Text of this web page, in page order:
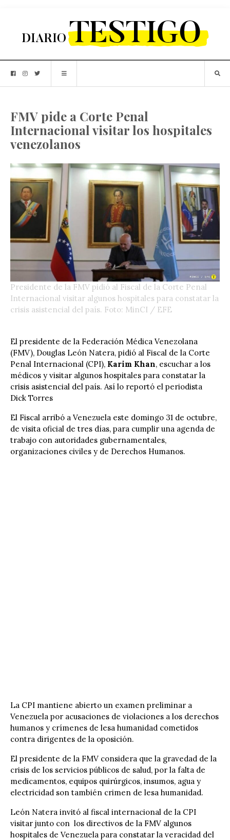
FMV pide a Corte Penal
Internacional visitar los hospitales
venezolanos
Presidente de la FMV pidió al Fiscal de la Corte Penal
Internacional visitar algunos hospitales para constatar la
crisis asistencial del país. Foto: MinCI / EFE
El presidente de la Federación Médica Venezolana
(FMV), Douglas León Natera, pidió al Fiscal de la Corte
Penal Internacional (CPI), Karim Khan, escuchar a los
médicos y visitar algunos hospitales para constatar la
crisis asistencial del país. Así lo reportó el periodista
Dick Torres
El Fiscal arribó a Venezuela este domingo 31 de octubre,
de visita oficial de tres días, para cumplir una agenda de
trabajo con autoridades gubernamentales,
organizaciones civiles y de Derechos Humanos.
La CPI mantiene abierto un examen preliminar a
Venezuela por acusaciones de violaciones a los derechos
humanos y crímenes de lesa humanidad cometidos
contra dirigentes de la oposición.
El presidente de la FMV considera que la gravedad de la
crisis de los servicios públicos de salud, por la falta de
medicamentos, equipos quirúrgicos, insumos, agua y
electricidad son también crimen de lesa humanidad.
León Natera invitó al fiscal internacional de la CPI
visitar junto con los directivos de la FMV algunos
hospitales de Venezuela para constatar la veracidad del